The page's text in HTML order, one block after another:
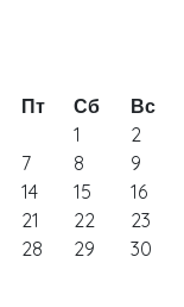
Пт Сб
Вс
1
2
7 8
9
14 15
16
21 22
23
28 29
30